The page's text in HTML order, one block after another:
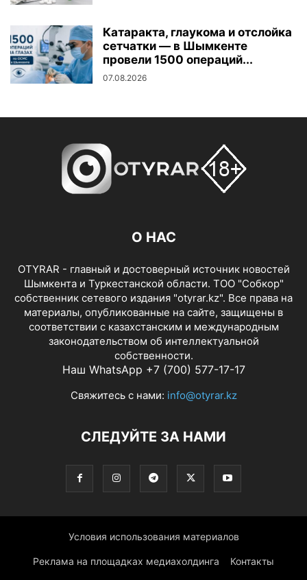
Катаракта, глаукома и отслойка
сетчатки — в Шымкенте
провели 1500 операций...
07.08.2026
О НАС
OTYRAR - главный и достоверный источник новостей
Шымкента и Туркестанской области. ТОО "Собкор"
собственник сетевого издания "otyrar.kz". Все права на
материалы, опубликованные на сайте, защищены в
соответствии с казахстанским и международным
законодательством об интеллектуальной
собственности.
Наш WhatsApp +7 (700) 577-17-17
Свяжитесь с нами: info@otyrar.kz
СЛЕДУЙТЕ ЗА НАМИ
Условия использования материалов
Реклама на площадках медиахолдинга Контакты